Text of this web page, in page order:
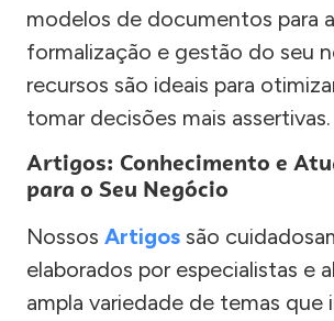
modelos de documentos para
formalização e gestão do seu
recursos são ideais para
tomar decisões mais assertivas.
Artigos: Conhecimento e
para o Seu Negócio
Nossos Artigos são
elaborados por especialistas e
ampla variedade de temas que